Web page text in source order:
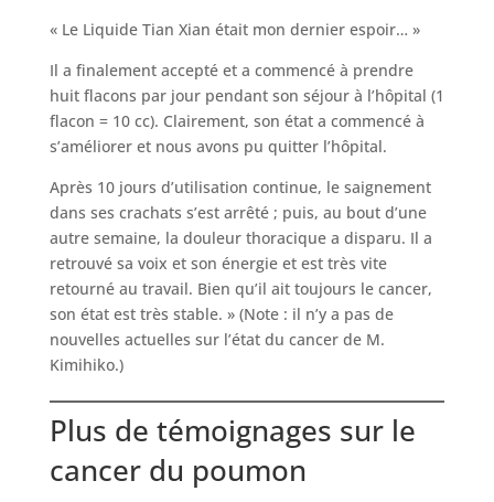
« Le Liquide Tian Xian était mon dernier espoir… »
Il a finalement accepté et a commencé à prendre
huit flacons par jour pendant son séjour à l’hôpital (1
flacon = 10 cc). Clairement, son état a commencé à
s’améliorer et nous avons pu quitter l’hôpital.
Après 10 jours d’utilisation continue, le saignement
dans ses crachats s’est arrêté ; puis, au bout d’une
autre semaine, la douleur thoracique a disparu. Il a
retrouvé sa voix et son énergie et est très vite
retourné au travail. Bien qu’il ait toujours le cancer,
son état est très stable. » (Note : il n’y a pas de
nouvelles actuelles sur l’état du cancer de M.
Kimihiko.)
Plus de témoignages sur le
cancer du poumon